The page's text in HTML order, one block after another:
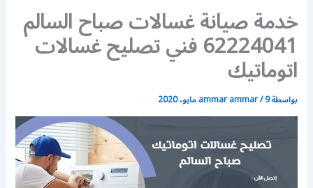
خدمة صيانة غسالات صباح السالم
62224041 فني تصليح غسالات
اتوماتيك
بواسطة ammar ammar/9 مايو، 2020